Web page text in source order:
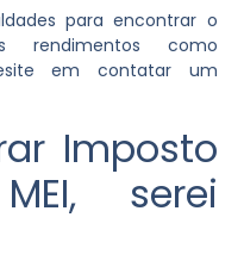
para encontrar o
rendimentos como
em contatar um
Imposto
serei